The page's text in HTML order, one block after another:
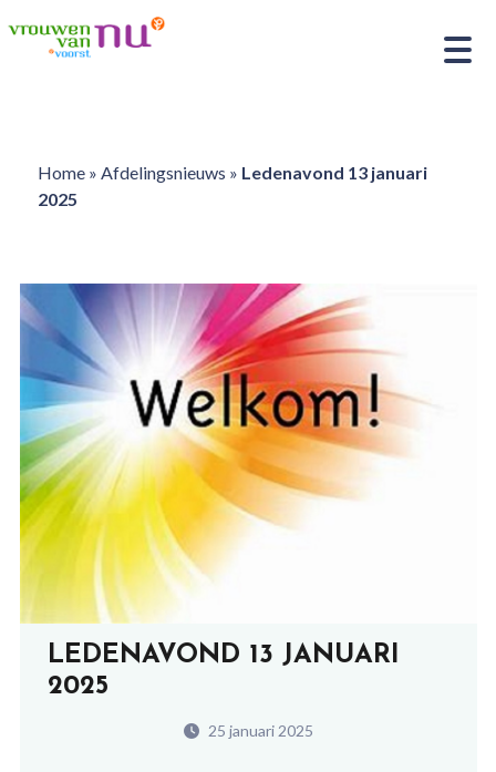
Home» Afdelingsnieuws » Ledenavond 13 januari
2025
LEDENAVOND 13 JANUARI
2025
25 januari 2025